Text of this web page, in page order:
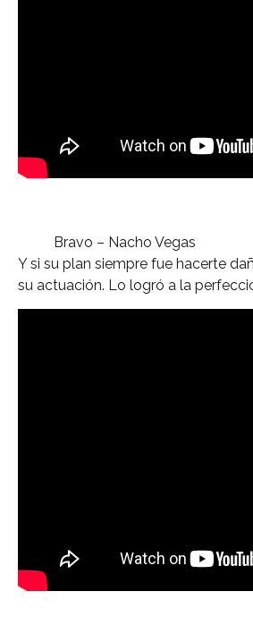
Bravo – Nacho Vegas
Y si su plan siempre fue hacerte
su actuación. Lo logró a la